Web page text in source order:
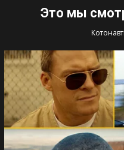
Это мы